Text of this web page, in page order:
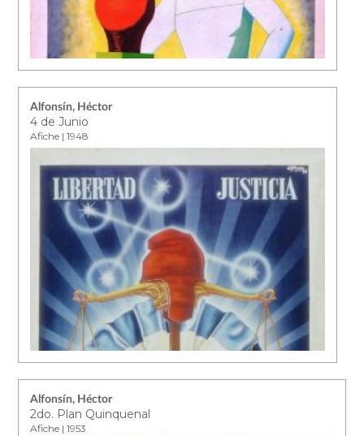
Alfonsín, Héctor
4 de Junio
Afiche | 1948
Alfonsín, Héctor
2do. Plan Quinquenal
Afiche | 1953